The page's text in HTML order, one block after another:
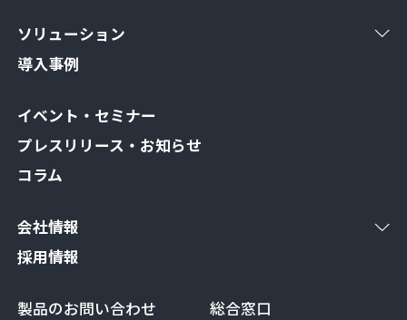
ソリューション
導入事例
イベント・セミナー
プレスリリース・お知らせ
コラム
会社情報
採用情報
製品のお問い合わせ
総合窓口